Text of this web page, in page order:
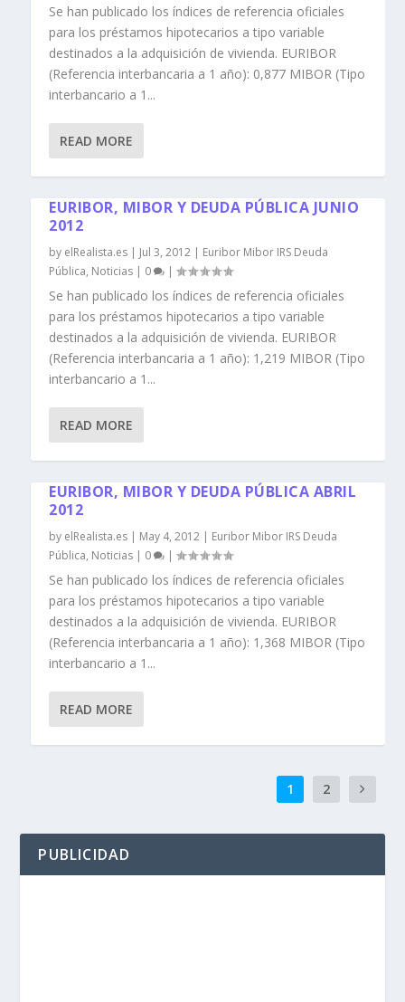
Se han publicado los índices de referencia oficiales
para los préstamos hipotecarios a tipo variable
destinados a la adquisición de vivienda. EURIBOR
(Referencia interbancaria a 1 año): 0,877 MIBOR (Tipo
interbancario a 1...
READ MORE
EURIBOR, MIBOR Y DEUDA PÚBLICA JUNIO
2012
by elRealista.es | Jul 3, 2012 | Euribor Mibor IRS Deuda
Pública, Noticias | 0 |
Se han publicado los índices de referencia oficiales
para los préstamos hipotecarios a tipo variable
destinados a la adquisición de vivienda. EURIBOR
(Referencia interbancaria a 1 año): 1,219 MIBOR (Tipo
interbancario a 1...
READ MORE
EURIBOR, MIBOR Y DEUDA PÚBLICA ABRIL
2012
by elRealista.es | May 4, 2012 | Euribor Mibor IRS Deuda
Pública, Noticias | 0 |
Se han publicado los índices de referencia oficiales
para los préstamos hipotecarios a tipo variable
destinados a la adquisición de vivienda. EURIBOR
(Referencia interbancaria a 1 año): 1,368 MIBOR (Tipo
interbancario a 1...
READ MORE
1 2
PUBLICIDAD